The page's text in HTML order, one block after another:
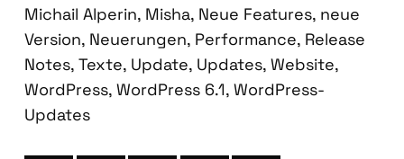
Michail Alperin, Misha, Neue Features, neue
Version, Neuerungen, Performance, Release
Notes, Texte, Update, Updates, Website,
WordPress, WordPress 6.1, WordPress-
Updates